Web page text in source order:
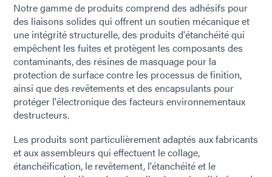
Notre gamme de produits comprend des adhésifs pour
des liaisons solides qui offrent un soutien mécanique et
une intégrité structurelle, des produits d'étanchéité qui
empêchent les fuites et protègent les composants des
contaminants, des résines de masquage pour la
protection de surface contre les processus de finition,
ainsi que des revêtements et des encapsulants pour
protéger l'électronique des facteurs environnementaux
destructeurs.
Les produits sont particulièrement adaptés aux fabricants
et aux assembleurs qui effectuent le collage,
étanchéification, le revêtement, l'étanchéité et le